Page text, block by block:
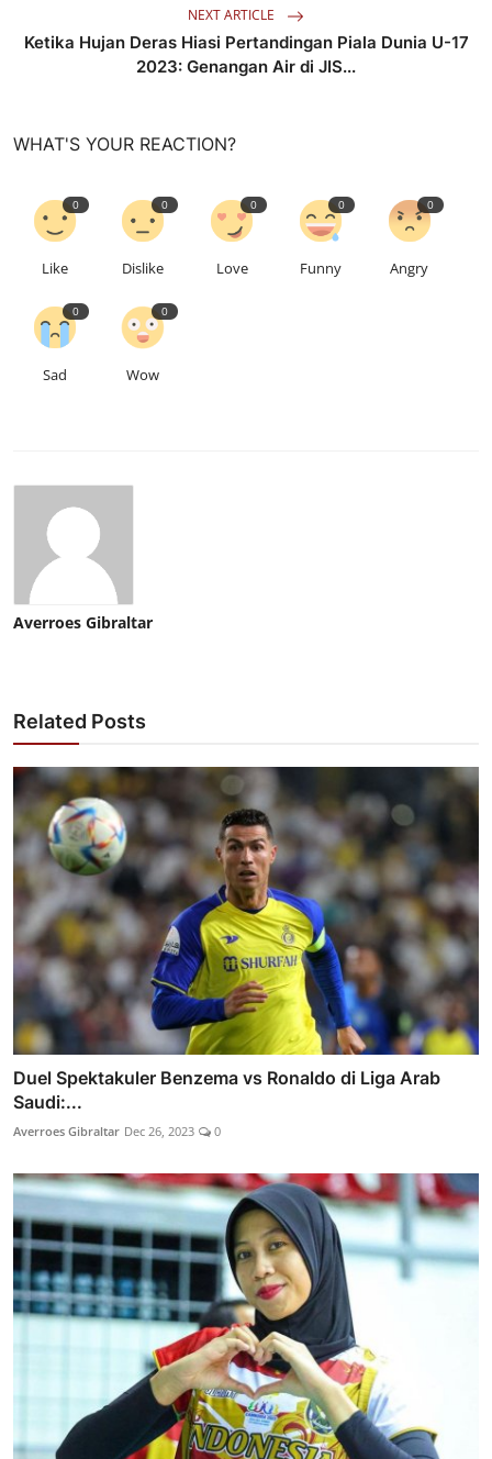
NEXT ARTICLE
Ketika Hujan Deras Hiasi Pertandingan Piala Dunia U-17
2023: Genangan Air di JIS...
WHAT'S YOUR REACTION?
0
Like
0
Dislike
0
Love
0
Funny
0
Angry
0
Sad
0
Wow
Averroes Gibraltar
Related Posts
Duel Spektakuler Benzema vs Ronaldo di Liga Arab
Saudi:...
Averroes Gibraltar Dec 26, 2023 0